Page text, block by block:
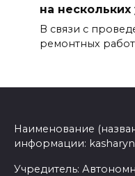
на нескольких
В связи с
ремонтных
Наименование
информации:
Учредитель: